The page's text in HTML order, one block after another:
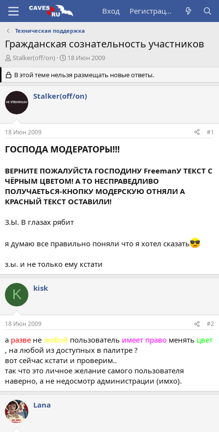
Вход Регистрация
Техническая поддержка
Гражданская сознательность участников
А
т
о
р
т
м
Stalker(off/on)
Д
т
а
н
а
а
18 Июн 2009
В этой теме нельзя размещать новые ответы.
Stalker(off/on)
18 Июн 2009 #1
ГОСПОДА МОДЕРАТОРЫ!!!
ВЕРНИТЕ ПОЖАЛУЙСТА ГОСПОДИНУ FreemanУ ТЕКСТ С
ЧЁРНЫМ ЦВЕТОМ! А ТО НЕСПРАВЕДЛИВО
ПОЛУЧАЕТЬСЯ-КНОПКУ МОДЕРСКУЮ ОТНЯЛИ А
КРАСНЫЙ ТЕКСТ ОСТАВИЛИ!
З.Ы. В глазах рябит
я думаю все правильно поняли что я хотел сказать
з.ы. и не только ему кстати
K kisk
18 Июн 2009 #2
а разве не любой пользователь имеет право менять цвет
, на любой из доступных в палитре ?
вот сейчас кстати и проверим..
так что это личное желание самого пользователя
наверно, а не недосмотр администрации (имхо).
Lana